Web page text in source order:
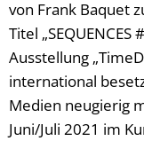
von Frank Baquet
Titel
Ausstellung
international
Medien neugierig
Juni/Juli 2021 im